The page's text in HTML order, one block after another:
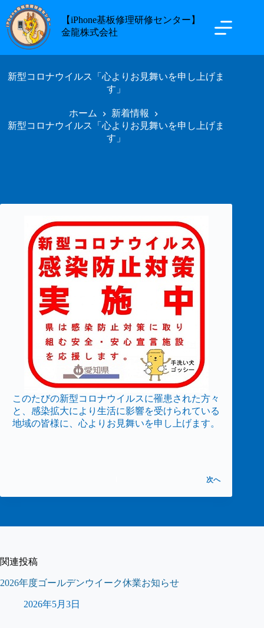
【iPhone基板修理研修センター】
金龍株式会社
新型コロナウイルス「心よりお見舞いを申し上げま
す」
ホーム
新着情報
新型コロナウイルス「心よりお見舞いを申し上げま
す」
このたびの新型コロナウイルスに罹患された方々
と、感染拡大により生活に影響を受けられている
地域の皆様に、心よりお見舞いを申し上げます。
次へ
関連投稿
2026年度ゴールデンウイーク休業お知らせ
2026年5月3日